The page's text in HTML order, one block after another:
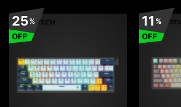
25%
OFF
11%
OFF